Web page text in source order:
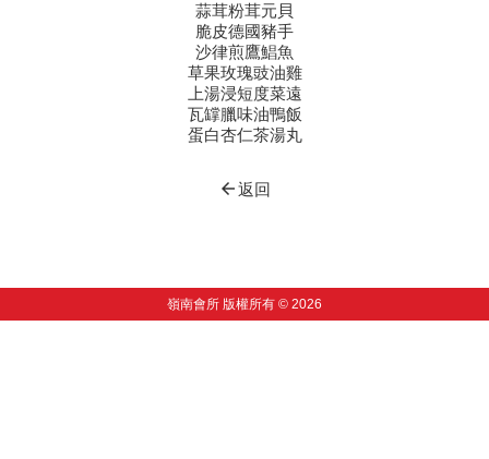
蒜茸粉茸元貝
脆皮德國豬手
沙律煎鷹鯧魚
草果玫瑰豉油雞
上湯浸短度菜遠
瓦罉臘味油鴨飯
蛋白杏仁茶湯丸
arrow_back返回
嶺南會所 版權所有 © 2026